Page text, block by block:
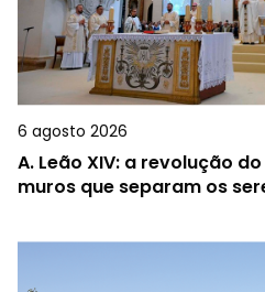
6 agosto 2026
A. Leão XIV: a revolução
muros que separam os